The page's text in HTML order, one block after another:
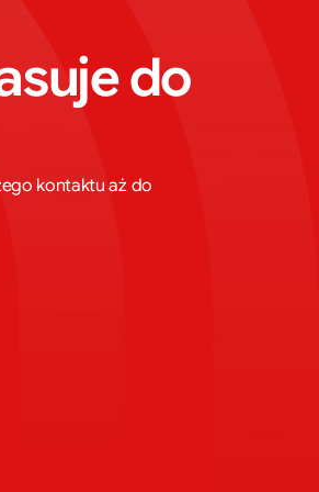
do
kontaktu aż do